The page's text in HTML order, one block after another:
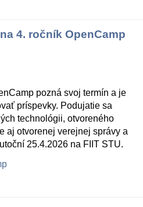
4. ročník OpenCamp
pozná svoj termín a je
príspevky. Podujatie sa
technológii, otvoreného
aj otvorenej verejnej správy a
25.4.2026 na FIIT STU.